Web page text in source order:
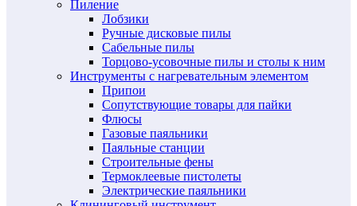
Пиление
Лобзики
Ручные дисковые пилы
Сабельные пилы
Торцово-усовочные пилы и столы к ним
Инструменты с нагревательным элементом
Припои
Сопутствующие товары для пайки
Флюсы
Газовые паяльники
Паяльные станции
Строительные фены
Термоклеевые пистолеты
Электрические паяльники